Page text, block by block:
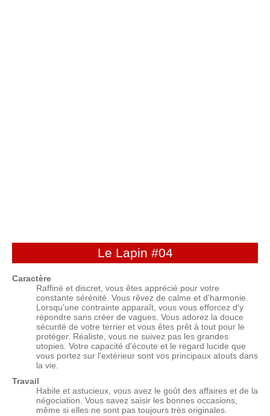
Le Lapin #04
Caractère
Raffiné et discret, vous êtes apprécié pour votre
constante sérénité. Vous rêvez de calme et d'harmonie.
Lorsqu'une contrainte apparaît, vous vous efforcez d'y
répondre sans créer de vagues. Vous adorez la douce
sécurité de votre terrier et vous êtes prêt à tout pour le
protéger. Réaliste, vous ne suivez pas les grandes
utopies. Votre capacité d'écoute et le regard lucide que
vous portez sur l'extérieur sont vos principaux atouts dans
la vie.
Travail
Habile et astucieux, vous avez le goût des affaires et de la
négociation. Vous savez saisir les bonnes occasions,
même si elles ne sont pas toujours très originales.